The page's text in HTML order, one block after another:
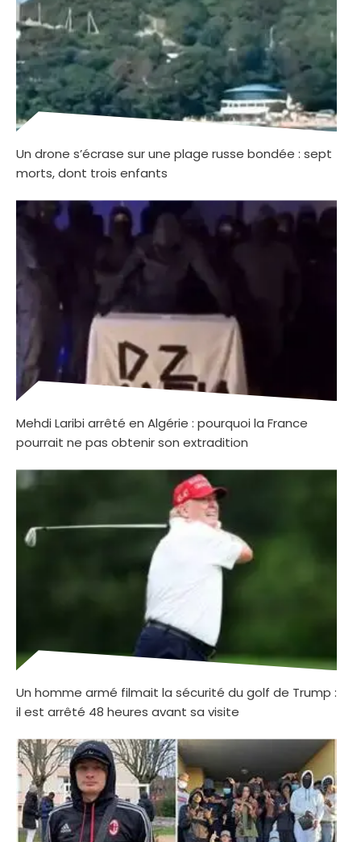
Un drone s’écrase sur une plage russe bondée : sept
morts, dont trois enfants
Mehdi Laribi arrêté en Algérie : pourquoi la France
pourrait ne pas obtenir son extradition
Un homme armé filmait la sécurité du golf de Trump :
il est arrêté 48 heures avant sa visite